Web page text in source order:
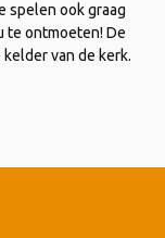
spelen ook graag
te ontmoeten! De
van de kerk.